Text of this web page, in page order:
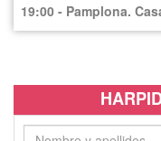
19:00 - Pamplona.